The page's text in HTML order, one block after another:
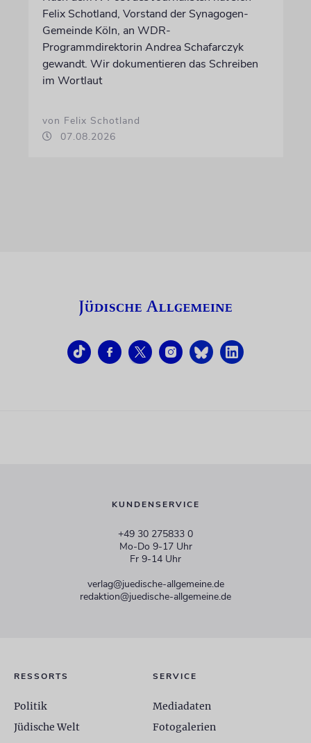
Felix Schotland, Vorstand der Synagogen-
Gemeinde Köln, an WDR-
Programmdirektorin Andrea Schafarczyk
gewandt. Wir dokumentieren das Schreiben
im Wortlaut
von Felix Schotland
07.08.2026
KUNDENSERVICE
+49 30 275833 0
Mo-Do 9-17 Uhr
Fr 9-14 Uhr
verlag@juedische-allgemeine.de
redaktion@juedische-allgemeine.de
RESSORTS
Politik
Jüdische Welt
SERVICE
Mediadaten
Fotogalerien